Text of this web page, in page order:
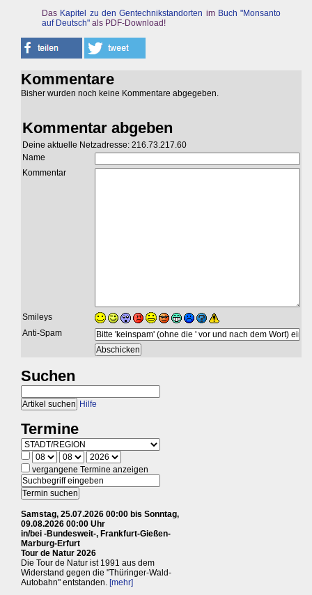
Das Kapitel zu den Gentechnikstandorten im Buch "Monsanto
auf Deutsch" als PDF-Download!
Kommentare
Bisher wurden noch keine Kommentare abgegeben.
Kommentar abgeben
Deine aktuelle Netzadresse: 216.73.217.60
Name
Kommentar
Smileys
Anti-Spam
Suchen
Hilfe
Termine
vergangene Termine anzeigen
Samstag, 25.07.2026 00:00 bis Sonntag,
09.08.2026 00:00 Uhr
in/bei -Bundesweit-, Frankfurt-Gießen-
Marburg-Erfurt
Tour de Natur 2026
Die Tour de Natur ist 1991 aus dem
Widerstand gegen die "Thüringer-Wald-
Autobahn" entstanden. [mehr]